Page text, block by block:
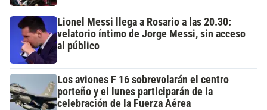
Lionel Messi llega a Rosario a las 20.30:
velatorio íntimo de Jorge Messi, sin acceso
al público
Los aviones F 16 sobrevolarán el centro
porteño y el lunes participarán de la
celebración de la Fuerza Aérea